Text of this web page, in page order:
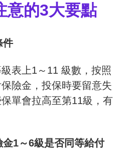
意的3大要點
件
表上1～11 級數，按照
險金，投保時要留意失
單會拉高至第11級，有
1～6級是否同等給付